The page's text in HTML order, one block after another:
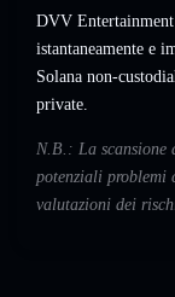
DVV
istantaneamente e
Solana non-
private.
N.B.: La scansione
potenziali problemi
valutazioni dei